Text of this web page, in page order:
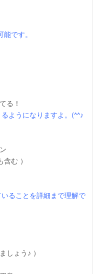
です。
る！
ようになりますよ。(^^♪
む ）
ることを詳細まで理解で
しょう♪ ）